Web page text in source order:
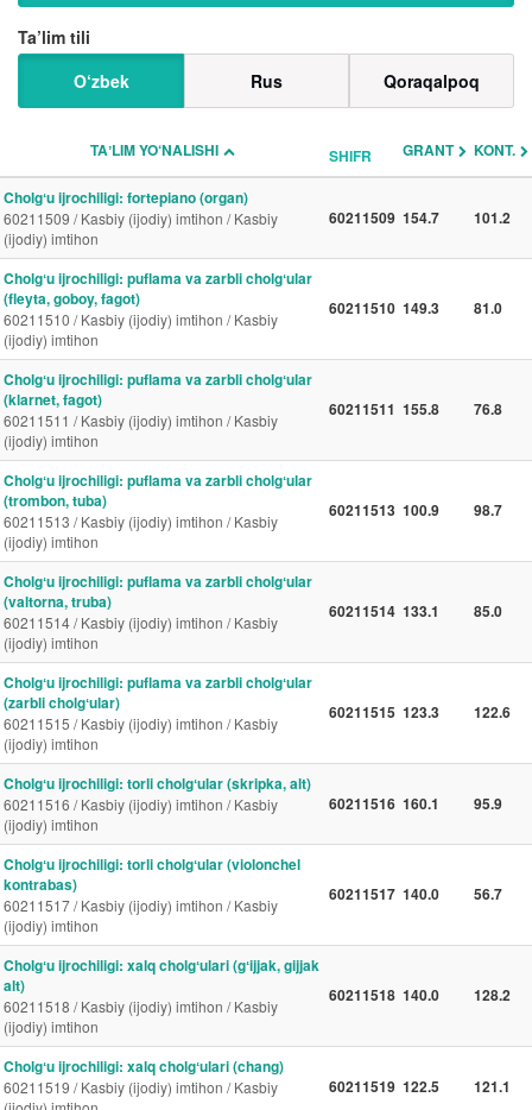
Ta’lim tili
O‘zbek
Rus Qoraqalpoq
TAʼLIM YO‘NALISHI SHIFR GRANT KONT.
Cholgʻu ijrochiligi: fortepiano (organ)
60211509 / Kasbiy (ijodiy) imtihon / Kasbiy
(ijodiy) imtihon
60211509 154.7 101.2
Cholgʻu ijrochiligi: puflama va zarbli cholgʻular
(fleyta, goboy, fagot)
60211510 / Kasbiy (ijodiy) imtihon / Kasbiy
(ijodiy) imtihon
60211510 149.3 81.0
Cholgʻu ijrochiligi: puflama va zarbli cholgʻular
(klarnet, fagot)
60211511 / Kasbiy (ijodiy) imtihon / Kasbiy
(ijodiy) imtihon
60211511 155.8 76.8
Cholgʻu ijrochiligi: puflama va zarbli cholgʻular
(trombon, tuba)
60211513 / Kasbiy (ijodiy) imtihon / Kasbiy
(ijodiy) imtihon
60211513 100.9 98.7
Cholgʻu ijrochiligi: puflama va zarbli cholgʻular
(valtorna, truba)
60211514 / Kasbiy (ijodiy) imtihon / Kasbiy
(ijodiy) imtihon
60211514 133.1 85.0
Cholgʻu ijrochiligi: puflama va zarbli cholgʻular
(zarbli cholgʻular)
60211515 / Kasbiy (ijodiy) imtihon / Kasbiy
(ijodiy) imtihon
60211515 123.3 122.6
Cholgʻu ijrochiligi: torli cholgʻular (skripka, alt)
60211516 / Kasbiy (ijodiy) imtihon / Kasbiy
(ijodiy) imtihon
60211516 160.1 95.9
Cholgʻu ijrochiligi: torli cholgʻular (violonchel
kontrabas)
60211517 / Kasbiy (ijodiy) imtihon / Kasbiy
(ijodiy) imtihon
60211517 140.0 56.7
Cholgʻu ijrochiligi: xalq cholgʻulari (gʻijjak, gijjak
alt)
60211518 / Kasbiy (ijodiy) imtihon / Kasbiy
(ijodiy) imtihon
60211518 140.0 128.2
Cholgʻu ijrochiligi: xalq cholgʻulari (chang)
60211519 / Kasbiy (ijodiy) imtihon / Kasbiy
60211519 122.5 121.1